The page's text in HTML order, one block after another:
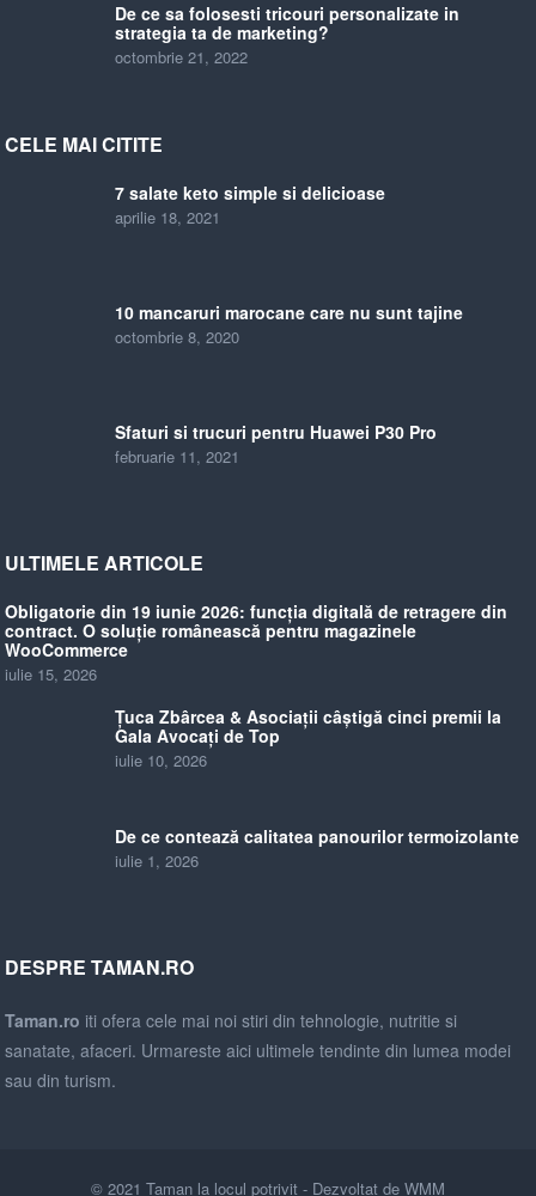
De ce sa folosesti tricouri personalizate in
strategia ta de marketing?
octombrie 21, 2022
CELE MAI CITITE
7 salate keto simple si delicioase
aprilie 18, 2021
10 mancaruri marocane care nu sunt tajine
octombrie 8, 2020
Sfaturi si trucuri pentru Huawei P30 Pro
februarie 11, 2021
ULTIMELE ARTICOLE
Obligatorie din 19 iunie 2026: funcția digitală de retragere din
contract. O soluție românească pentru magazinele
WooCommerce
iulie 15, 2026
Țuca Zbârcea & Asociații câștigă cinci premii la
Gala Avocați de Top
iulie 10, 2026
De ce contează calitatea panourilor termoizolante
iulie 1, 2026
DESPRE TAMAN.RO
Taman.ro iti ofera cele mai noi stiri din tehnologie, nutritie si
sanatate, afaceri. Urmareste aici ultimele tendinte din lumea modei
sau din turism.
© 2021 Taman la locul potrivit - Dezvoltat de WMM